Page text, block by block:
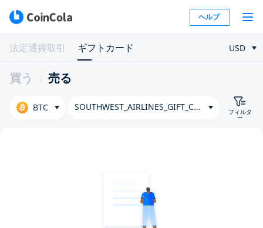
ヘルプ
法定通貨取引 ギフトカード USD
買う 売る
BTC SOUTHWEST_AIRLINES_GIFT_CARD フィルタ
ー